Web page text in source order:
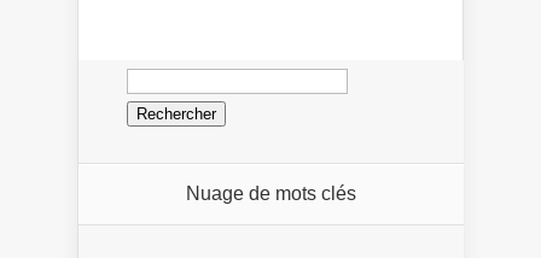
Rechercher :
Nuage de mots clés